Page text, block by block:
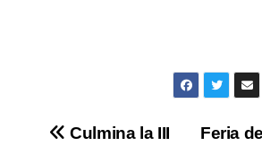
Feria
Culmina la III